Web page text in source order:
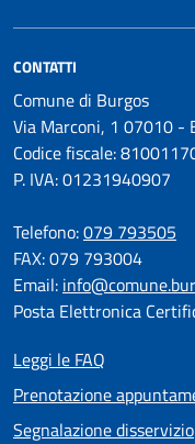
CONTATTI
Comune di Burgos
Via Marconi, 1 07010 -
Codice fiscale:
P. IVA: 01231940907
Telefono:079 793505
FAX: 079 793004
Email:
Posta Elettronica
Leggi le FAQ
Prenotazione
Segnalazione disservizio